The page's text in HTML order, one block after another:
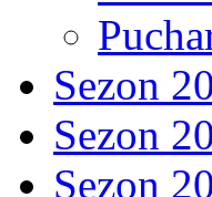
Sezon
Sezon
Sezon